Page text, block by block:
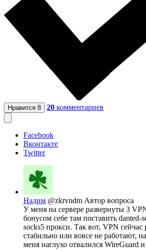
Нравится 8 20 комментариев
Facebook
Вконтакте
Twitter
Надим @zkrvndm Автор вопроса
У меня на сервере развернуты 3
бонусом себе там поставить
socks5 прокси. Так вот, VPN сейчас
стабильно или вовсе не работают,
меня наглухо отвалился WireGuard